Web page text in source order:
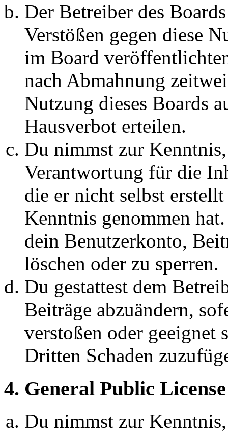
Der Betreiber des
Verstößen gegen diese
im Board
nach Abmahnung
Nutzung dieses Boards
Hausverbot erteilen.
Du nimmst zur
Verantwortung für die
die er nicht selbst
Kenntnis genommen
dein Benutzerkonto,
löschen oder zu sperren.
Du gestattest dem
Beiträge abzuändern,
verstoßen oder geeignet
Dritten Schaden
4. General Public License
Du nimmst zur